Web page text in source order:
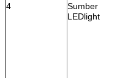
4
Sumber
LEDlight